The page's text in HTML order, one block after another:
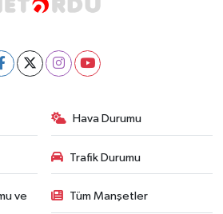
Hava Durumu
Trafik Durumu
ve
Tüm Manşetler